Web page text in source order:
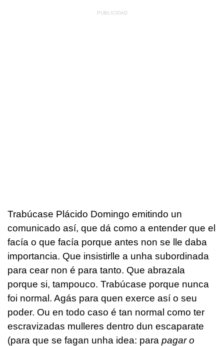
Trabúcase Plácido Domingo emitindo un
comunicado así, que dá como a entender que el
facía o que facía porque antes non se lle daba
importancia. Que insistirlle a unha subordinada
para cear non é para tanto. Que abrazala
porque si, tampouco. Trabúcase porque nunca
foi normal. Agás para quen exerce así o seu
poder. Ou en todo caso é tan normal como ter
escravizadas mulleres dentro dun escaparate
(para que se fagan unha idea: para pagar o